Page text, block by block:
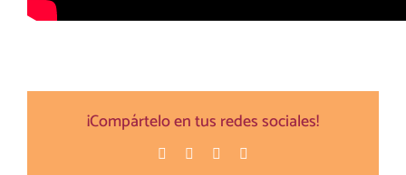
¡Compártelo en tus redes sociales!
Facebook
TwitterPinterest